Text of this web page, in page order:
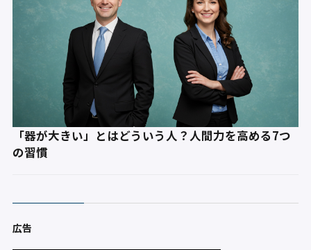
「器が大きい」とはどういう人？人間力を高める7つ
の習慣
広告